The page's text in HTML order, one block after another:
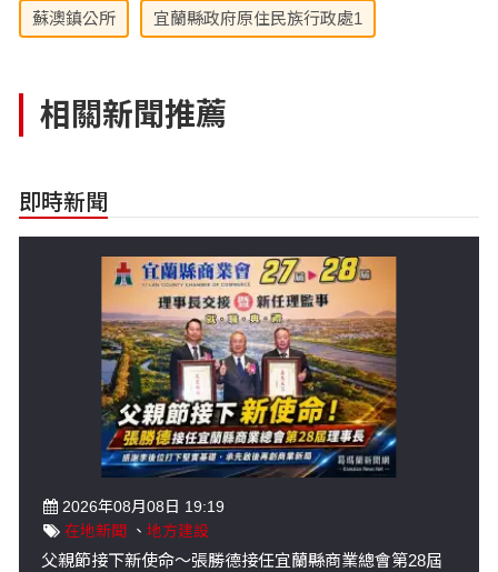
蘇澳鎮公所 宜蘭縣政府原住民族行政處1
相關新聞推薦
即時新聞
2026年08月08日 19:19
在地新聞
、 地方建設
父親節接下新使命～張勝德接任宜蘭縣商業總會第28屆